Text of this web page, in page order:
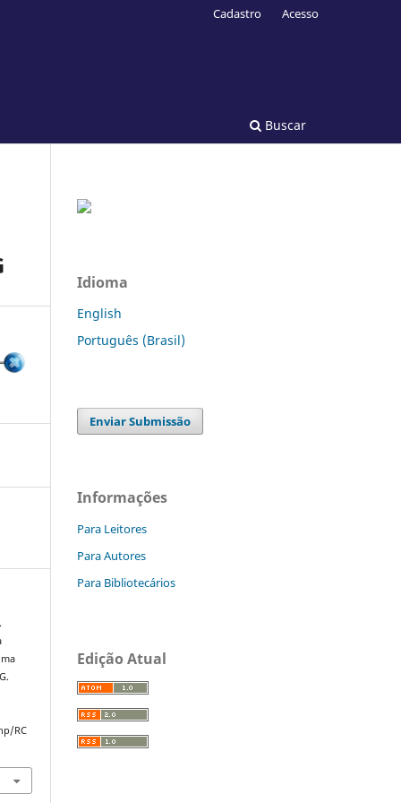
Buscar
Cadastro Acesso
RC
Idioma
English
Português (Brasil)
Enviar Submissão
Informações
Para Leitores
Para Autores
Para Bibliotecários
Edição Atual